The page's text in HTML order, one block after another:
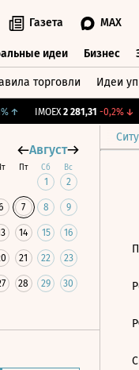
Газета MAX
идеи Бизнес
торговли Идеи
↑ IMOEX 2 281,31 -0,2%↓
Август
Пт Сб Вс
1 2
7 8 9
14 15 16
21 22 23
28 29 30